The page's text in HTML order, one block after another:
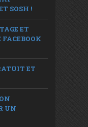
SOSH !
ET
ET
UN